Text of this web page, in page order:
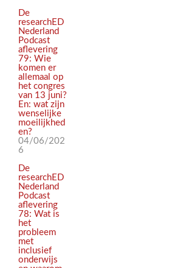
De
researchED
Nederland
Podcast
aflevering
79: Wie
komen er
allemaal op
het congres
van 13 juni?
En: wat zijn
wenselijke
moeilijkhed
en?
04/06/202
6
De
researchED
Nederland
Podcast
aflevering
78: Wat is
het
probleem
met
inclusief
onderwijs